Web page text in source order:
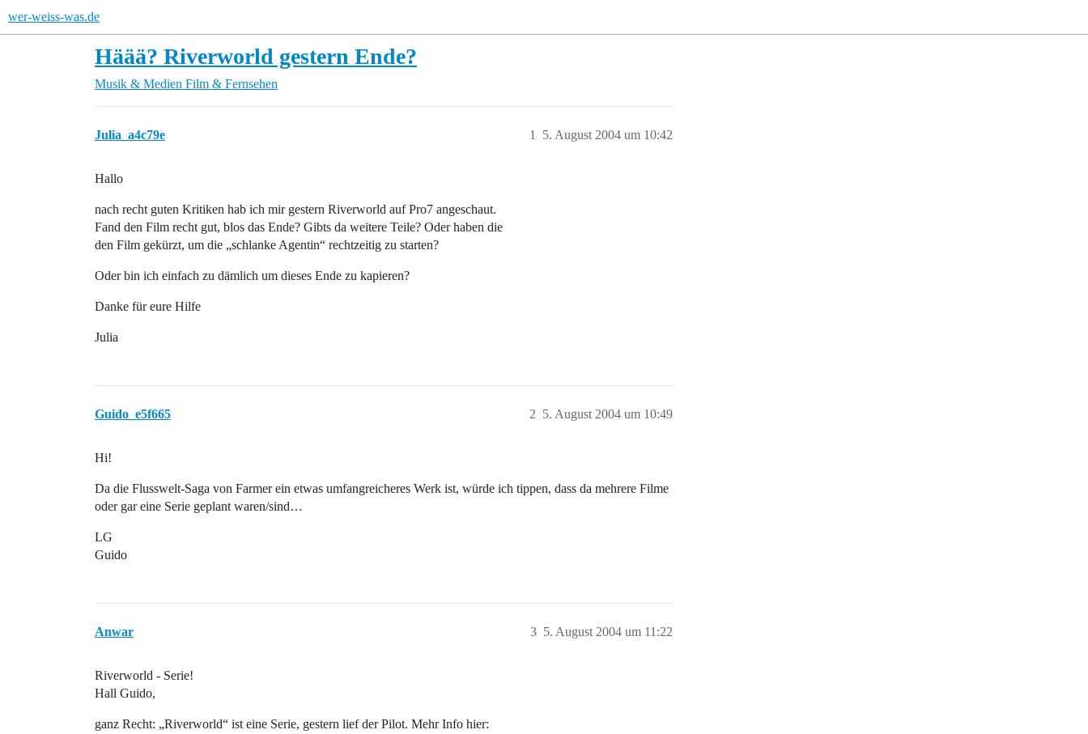
wer-weiss-was.de
Häää? Riverworld gestern Ende?
Musik & Medien Film & Fernsehen
Julia_a4c79e 5. August 2004 um 10:42
1
Hallo
nach recht guten Kritiken hab ich mir gestern Riverworld auf Pro7 angeschaut.
Fand den Film recht gut, blos das Ende? Gibts da weitere Teile? Oder haben die
den Film gekürzt, um die „schlanke Agentin“ rechtzeitig zu starten?
Oder bin ich einfach zu dämlich um dieses Ende zu kapieren?
Danke für eure Hilfe
Julia
Guido_e5f665 5. August 2004 um 10:49
2
Hi!
Da die Flusswelt-Saga von Farmer ein etwas umfangreicheres Werk ist, würde ich tippen, dass da mehrere Filme
oder gar eine Serie geplant waren/sind…
LG
Guido
Anwar 5. August 2004 um 11:22
3
Riverworld - Serie!
Hall Guido,
ganz Recht: „Riverworld“ ist eine Serie, gestern lief der Pilot. Mehr Info hier: